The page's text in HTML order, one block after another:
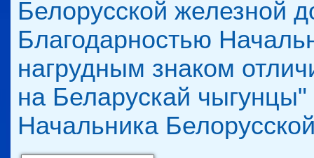
Белорусской железной
Благодарностью
нагрудным знаком
на Беларускай
Начальника